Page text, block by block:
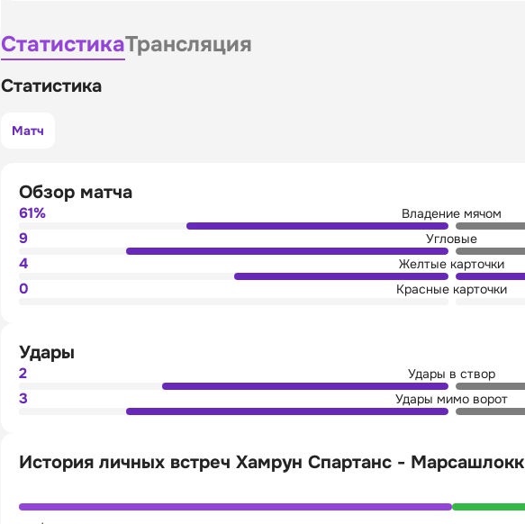
СтатистикаТрансляция
Статистика
Матч
Обзор матча
61% Владение мячом
9
Угловые
4
Желтые карточки
0
Красные карточки
Удары
2 Удары в створ
3
Удары мимо ворот
История личных встреч Хамрун Спартанс - Марсашлокк